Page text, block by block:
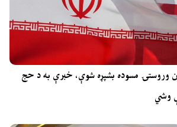
وروستۍ مسوده بشپړه شوې، خبرې به د حج
وشي